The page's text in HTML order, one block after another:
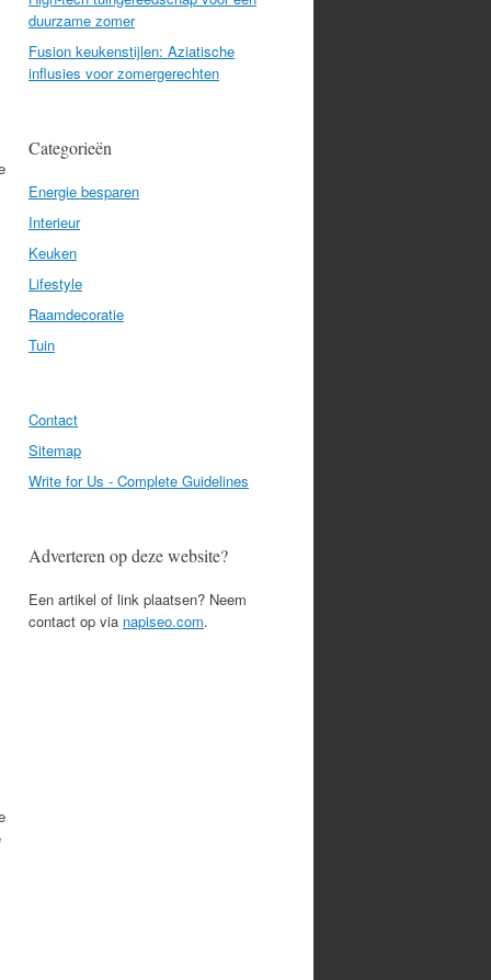
duurzame zomer
Fusion keukenstijlen: Aziatische
influsies voor zomergerechten
Categorieën
Energie besparen
Interieur
Keuken
Lifestyle
Raamdecoratie
Tuin
Contact
Sitemap
Write for Us - Complete Guidelines
Adverteren op deze website?
Een artikel of link plaatsen? Neem
contact op via napiseo.com.